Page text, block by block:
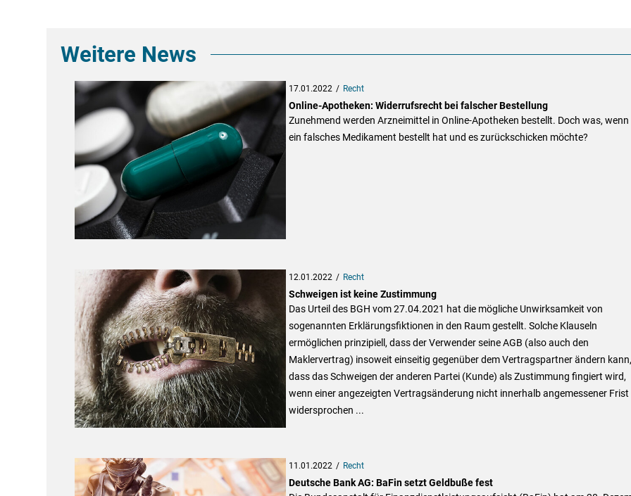
Weitere News
17.01.2022 Recht
Online-Apotheken: Widerrufsrecht bei falscher Bestellung
Zunehmend werden Arzneimittel in Online-Apotheken bestellt. Doch was, wenn
ein falsches Medikament bestellt hat und es zurückschicken möchte?
12.01.2022 Recht
Schweigen ist keine Zustimmung
Das Urteil des BGH vom 27.04.2021 hat die mögliche Unwirksamkeit von
sogenannten Erklärungsfiktionen in den Raum gestellt. Solche Klauseln
ermöglichen prinzipiell, dass der Verwender seine AGB (also auch den
Maklervertrag) insoweit einseitig gegenüber dem Vertragspartner ändern
dass das Schweigen der anderen Partei (Kunde) als Zustimmung fingiert wird,
wenn einer angezeigten Vertragsänderung nicht innerhalb angemessener Frist
widersprochen ...
11.01.2022 Recht
Deutsche Bank AG: BaFin setzt Geldbuße fest